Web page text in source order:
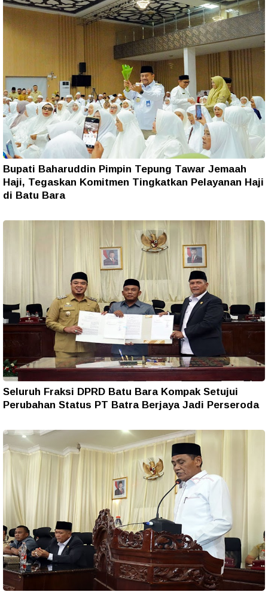
Bupati Baharuddin Pimpin Tepung Tawar Jemaah
Haji, Tegaskan Komitmen Tingkatkan Pelayanan Haji
di Batu Bara
Seluruh Fraksi DPRD Batu Bara Kompak Setujui
Perubahan Status PT Batra Berjaya Jadi Perseroda